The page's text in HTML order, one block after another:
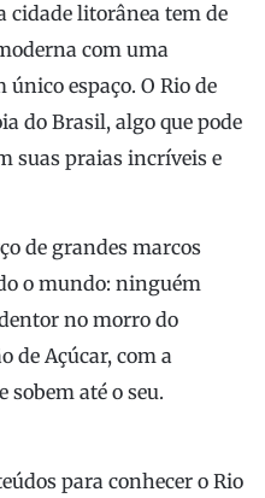
cidade litorânea tem de
com uma
espaço. O Rio de
do Brasil, algo que pode
suas praias incríveis e
de grandes marcos
o mundo: ninguém
no morro do
de Açúcar, com a
sobem até o seu.
para conhecer o Rio